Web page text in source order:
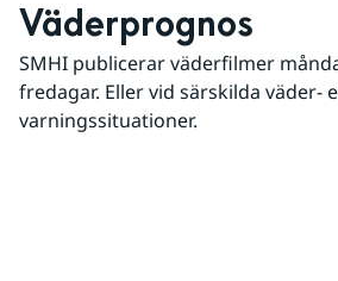
Väderprognos
SMHI publicerar väderfilmer
fredagar. Eller vid särskilda väder-
varningssituationer.